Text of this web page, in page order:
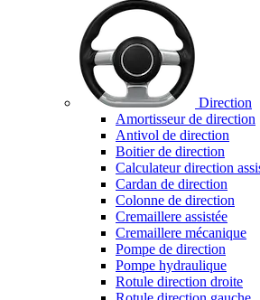
Direction
Amortisseur de direction
Antivol de direction
Boitier de direction
Calculateur direction
Cardan de direction
Colonne de direction
Cremaillere assistée
Cremaillere mécanique
Pompe de direction
Pompe hydraulique
Rotule direction droite